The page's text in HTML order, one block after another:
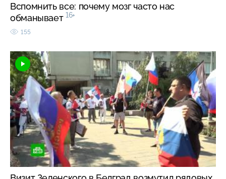
Вспомнить все: почему мозг часто нас
обманывает 16+
155